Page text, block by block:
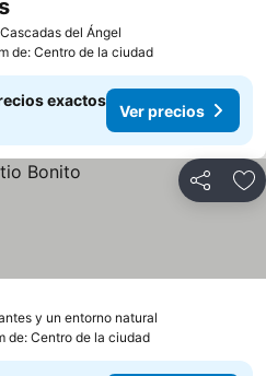
del Ángel
de: Centro de la ciudad
exactos
Ver precios
Compartir
y un entorno natural
de: Centro de la ciudad